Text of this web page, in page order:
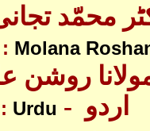
محمّد
Molana
روشن
Urdu